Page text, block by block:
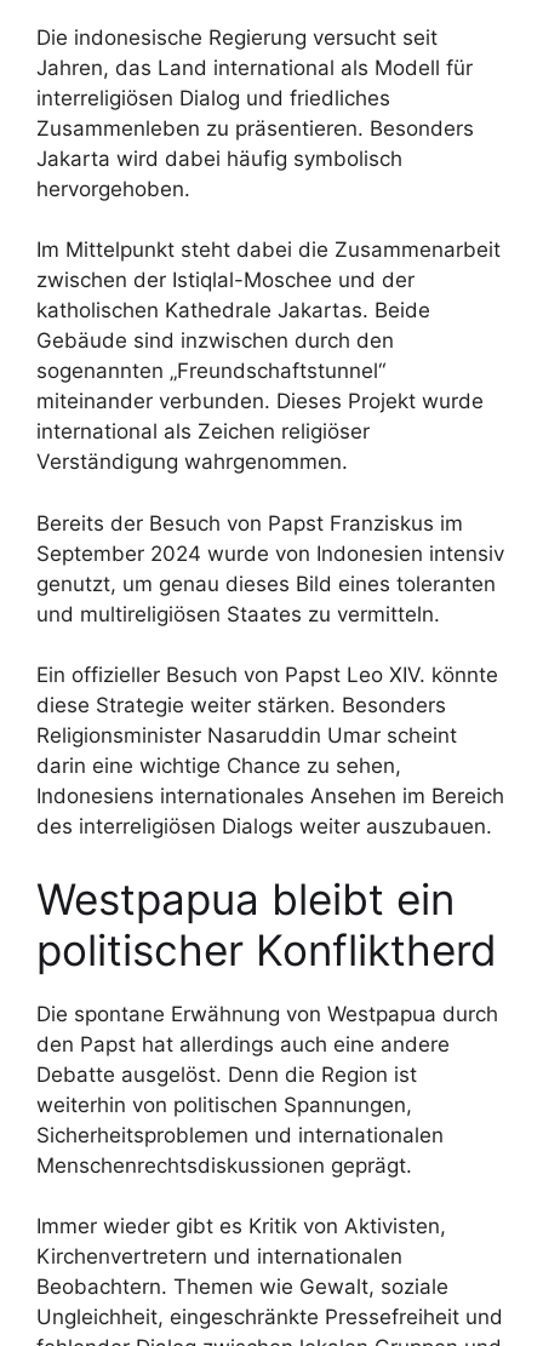
Die indonesische Regierung versucht seit
Jahren, das Land international als Modell für
interreligiösen Dialog und friedliches
Zusammenleben zu präsentieren. Besonders
Jakarta wird dabei häufig symbolisch
hervorgehoben.
Im Mittelpunkt steht dabei die Zusammenarbeit
zwischen der Istiqlal-Moschee und der
katholischen Kathedrale Jakartas. Beide
Gebäude sind inzwischen durch den
sogenannten „Freundschaftstunnel“
miteinander verbunden. Dieses Projekt wurde
international als Zeichen religiöser
Verständigung wahrgenommen.
Bereits der Besuch von Papst Franziskus im
September 2024 wurde von Indonesien intensiv
genutzt, um genau dieses Bild eines toleranten
und multireligiösen Staates zu vermitteln.
Ein offizieller Besuch von Papst Leo XIV. könnte
diese Strategie weiter stärken. Besonders
Religionsminister Nasaruddin Umar scheint
darin eine wichtige Chance zu sehen,
Indonesiens internationales Ansehen im Bereich
des interreligiösen Dialogs weiter auszubauen.
Westpapua bleibt ein
politischer Konfliktherd
Die spontane Erwähnung von Westpapua durch
den Papst hat allerdings auch eine andere
Debatte ausgelöst. Denn die Region ist
weiterhin von politischen Spannungen,
Sicherheitsproblemen und internationalen
Menschenrechtsdiskussionen geprägt.
Immer wieder gibt es Kritik von Aktivisten,
Kirchenvertretern und internationalen
Beobachtern. Themen wie Gewalt, soziale
Ungleichheit, eingeschränkte Pressefreiheit und